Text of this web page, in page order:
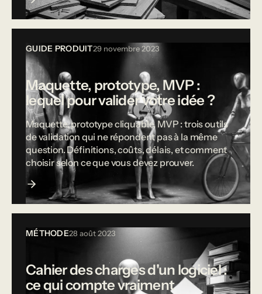
GUIDE PRODUIT29 novembre 2023
Maquette, prototype, MVP :
lequel pour valider votre idée ?
Maquette, prototype cliquable, MVP : trois outils
de validation qui ne répondent pas à la même
question. Définitions, coûts, délais, et comment
choisir selon ce que vous devez prouver.
MÉTHODE28 août 2023
Cahier des charges d'un logiciel :
ce qui compte vraiment